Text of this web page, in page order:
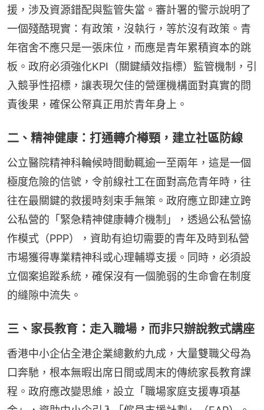
援，涉及資源錯配與監管失當。審計署的警示說明了
一個殘酷現實：有政策，沒執行，等於沒有政策。青
年宿舍不應只是一張床位，而應是青年累積資本的跳
板。政府必須強化KPI（關鍵績效指標）監管機制，引
入競爭性招標，讓表現欠佳的營運機構面對真實的問
責後果，確保公帑真正用於青年身上。
二、精神健康：打通轉介樽頸，建立社區防線
公立醫院精神科輪候時間動輒逾一至兩年，這是一個
極度危險的信號，令前線社工在面對高危青年時，往
往在最關鍵的救援時刻束手無策。政府應立即建立跨
公私營的「緊急精神健康轉介機制」，透過公私營協
作模式（PPP），資助有迫切需要的青年及時到私營
市場獲得專業精神科或心理輔導支援。同時，必須設
立個案追蹤系統，確保沒有一個脆弱的生命會在制度
的縫隙中流失。
三、家長教育：走入職場，而非只辦說教式講座
香港中小企佔全港企業總數約九成，大量雙職父母為
口奔馳，根本無暇出席日間或周末的傳統家長教育課
程。政府應改變思維，設立「職場家庭支援專項基